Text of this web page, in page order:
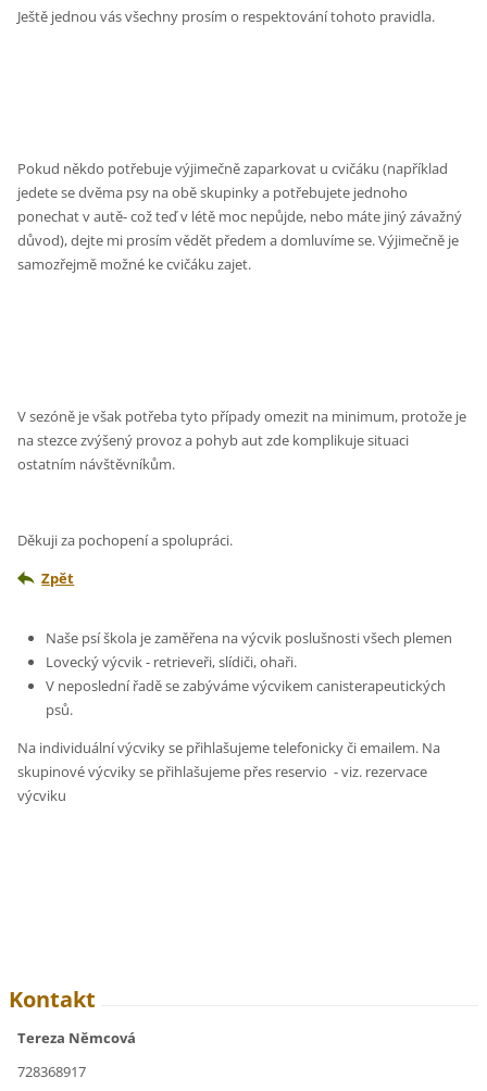
Ještě jednou vás všechny prosím o respektování tohoto pravidla.
Pokud někdo potřebuje výjimečně zaparkovat u cvičáku (například
jedete se dvěma psy na obě skupinky a potřebujete jednoho
ponechat v autě- což teď v létě moc nepůjde, nebo máte jiný závažný
důvod), dejte mi prosím vědět předem a domluvíme se. Výjimečně je
samozřejmě možné ke cvičáku zajet.
V sezóně je však potřeba tyto případy omezit na minimum, protože je
na stezce zvýšený provoz a pohyb aut zde komplikuje situaci
ostatním návštěvníkům.
Děkuji za pochopení a spolupráci.
Zpět
Naše psí škola je zaměřena na výcvik poslušnosti všech plemen
Lovecký výcvik - retrieveři, slídiči, ohaři.
V neposlední řadě se zabýváme výcvikem canisterapeutických
psů.
Na individuální výcviky se přihlašujeme telefonicky či emailem. Na
skupinové výcviky se přihlašujeme přes reservio - viz. rezervace
výcviku
Kontakt
Tereza Němcová
728368917